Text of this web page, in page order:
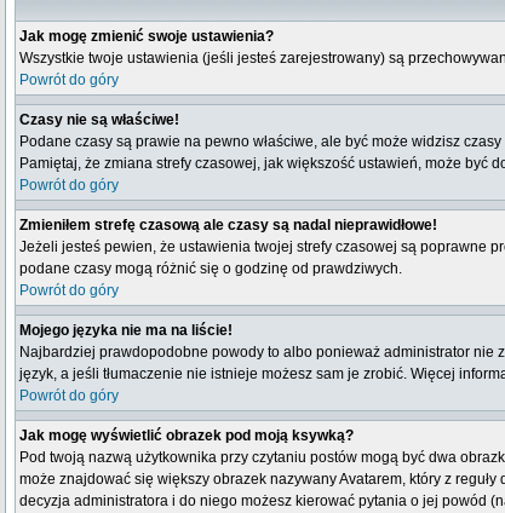
Jak mogę zmienić swoje ustawienia?
Wszystkie twoje ustawienia (jeśli jesteś zarejestrowany) są
Powrót do góry
Czasy nie są właściwe!
Podane czasy są prawie na pewno właściwe, ale być może widzisz
Pamiętaj, że zmiana strefy czasowej, jak większość ustawień, może być
Powrót do góry
Zmieniłem strefę czasową ale czasy są nadal nieprawidłowe!
Jeżeli jesteś pewien, że ustawienia twojej strefy czasowej są poprawne
podane czasy mogą różnić się o godzinę od prawdziwych.
Powrót do góry
Mojego języka nie ma na liście!
Najbardziej prawdopodobne powody to albo ponieważ administrator nie
język, a jeśli tłumaczenie nie istnieje możesz sam je zrobić. Więcej
Powrót do góry
Jak mogę wyświetlić obrazek pod moją ksywką?
Pod twoją nazwą użytkownika przy czytaniu postów mogą być dwa
może znajdować się większy obrazek nazywany Avatarem, który z
decyzja administratora i do niego możesz kierować pytania o jej powód